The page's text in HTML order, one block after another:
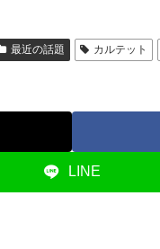
最近の話題 カルテット
LINE